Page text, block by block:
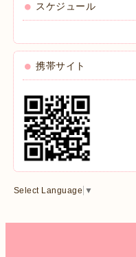
スケジュール
携帯サイト
Select Language ▼